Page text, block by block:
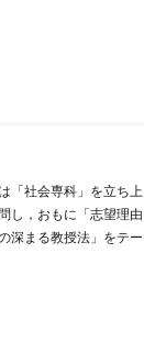
「社会専科」を立ち上
し，おもに「志望理由
深まる教授法」をテー